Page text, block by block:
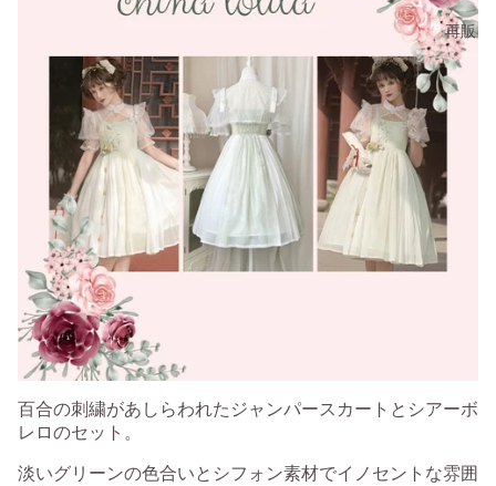
再販
百合の刺繍があしらわれたジャンパースカートとシアーボ
レロのセット。
淡いグリーンの色合いとシフォン素材でイノセントな雰囲